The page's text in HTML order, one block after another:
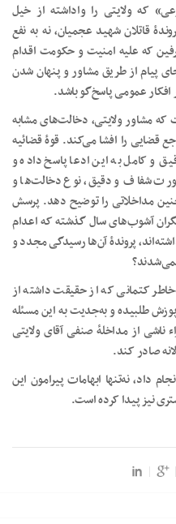
ولایتی را واداشته از خیل
قاتلان شهید عجمیان، نه به نفع
که علیه امنیت و حکومت اقدام
پیام از طریق مشاور و پنهان شدن
افکار عمومی پاسخ‌گو باشد.
مشاور ولایتی، دخالت‌های مشابه
قضایی را افشا می‌کند. قوۀ قضائیه
و کامل به این ادعا پاسخ داده و
شفاف و دقیق، نوع دخالت‌ها و
مداخلاتی را توضیح دهد. پرسش
آشوب‌های سال گذشته که اعدام
پروندۀ آن‌ها رسیدگی مجدد و
کتمانی که از حقیقت داشته از
طلبیده و به‌جدیت به این مسئله
ناشی از مداخلۀ صنفی آقای ولایتی
صادر کند.
داد، نه‌تنها ابهامات پیرامون این
نیز پیدا کرده است.